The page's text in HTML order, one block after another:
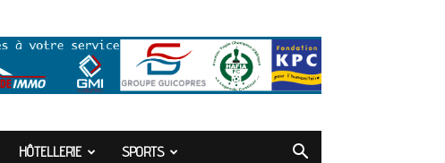
HÔTELLERIE SPORTS